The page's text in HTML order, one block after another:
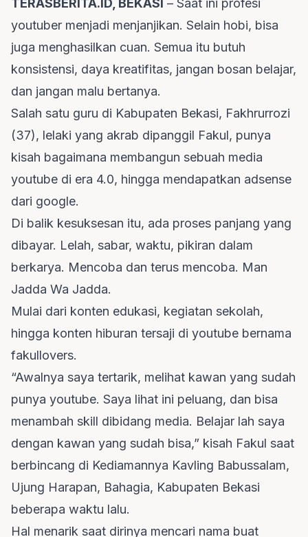
TERASBERITA.ID, BEKASI – Saat ini profesi
youtuber menjadi menjanjikan. Selain hobi, bisa
juga menghasilkan cuan. Semua itu butuh
konsistensi, daya kreatifitas, jangan bosan belajar,
dan jangan malu bertanya.
Salah satu guru di Kabupaten Bekasi, Fakhrurrozi
(37), lelaki yang akrab dipanggil Fakul, punya
kisah bagaimana membangun sebuah media
youtube di era 4.0, hingga mendapatkan adsense
dari google.
Di balik kesuksesan itu, ada proses panjang yang
dibayar. Lelah, sabar, waktu, pikiran dalam
berkarya. Mencoba dan terus mencoba. Man
Jadda Wa Jadda.
Mulai dari konten edukasi, kegiatan sekolah,
hingga konten hiburan tersaji di youtube bernama
fakullovers.
“Awalnya saya tertarik, melihat kawan yang sudah
punya youtube. Saya lihat ini peluang, dan bisa
menambah skill dibidang media. Belajar lah saya
dengan kawan yang sudah bisa,” kisah Fakul saat
berbincang di Kediamannya Kavling Babussalam,
Ujung Harapan, Bahagia, Kabupaten Bekasi
beberapa waktu lalu.
Hal menarik saat dirinya mencari nama buat